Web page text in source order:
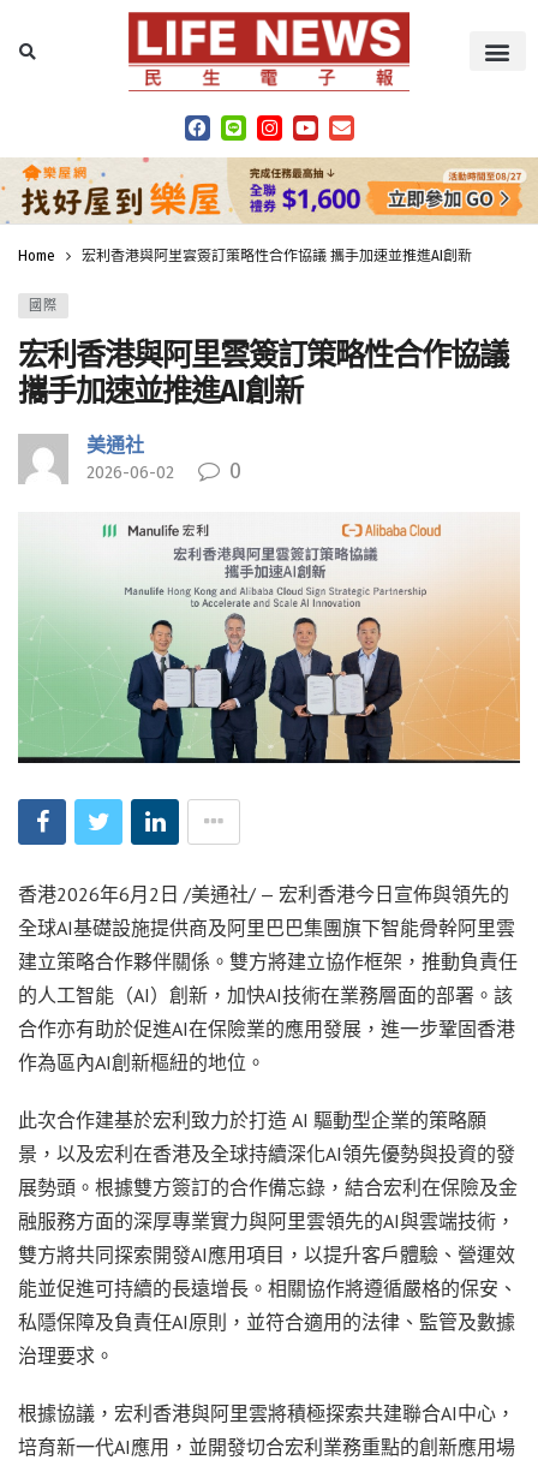
Home 宏利香港與阿里雲簽訂策略性合作協議 攜手加速並推進AI創新
國際
宏利香港與阿里雲簽訂策略性合作協議
攜手加速並推進AI創新
美通社
2026-06-02 0
香港2026年6月2日 /美通社/ — 宏利香港今日宣佈與領先的
全球AI基礎設施提供商及阿里巴巴集團旗下智能骨幹阿里雲
建立策略合作夥伴關係。雙方將建立協作框架，推動負責任
的人工智能（AI）創新，加快AI技術在業務層面的部署。該
合作亦有助於促進AI在保險業的應用發展，進一步鞏固香港
作為區內AI創新樞紐的地位。
此次合作建基於宏利致力於打造 AI 驅動型企業的策略願
景，以及宏利在香港及全球持續深化AI領先優勢與投資的發
展勢頭。根據雙方簽訂的合作備忘錄，結合宏利在保險及金
融服務方面的深厚專業實力與阿里雲領先的AI與雲端技術，
雙方將共同探索開發AI應用項目，以提升客戶體驗、營運效
能並促進可持續的長遠增長。相關協作將遵循嚴格的保安、
私隱保障及負責任AI原則，並符合適用的法律、監管及數據
治理要求。
根據協議，宏利香港與阿里雲將積極探索共建聯合AI中心，
培育新一代AI應用，並開發切合宏利業務重點的創新應用場